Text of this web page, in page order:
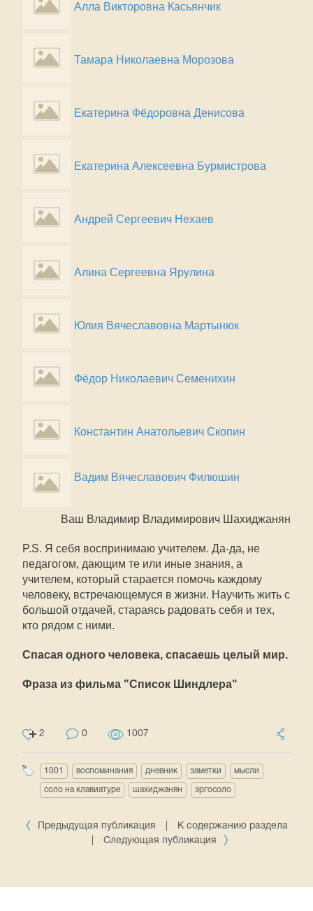
Алла Викторовна Касьянчик
Тамара Николаевна Морозова
Екатерина Фёдоровна Денисова
Екатерина Алексеевна Бурмистрова
Андрей Сергеевич Нехаев
Алина Сергеевна Ярулина
Юлия Вячеславовна Мартынюк
Фёдор Николаевич Семенихин
Константин Анатольевич Скопин
Вадим Вячеславович Филюшин
Ваш Владимир Владимирович Шахиджанян
P.S. Я себя воспринимаю учителем. Да-да, не
педагогом, дающим те или иные знания, а
учителем, который старается помочь каждому
человеку, встречающемуся в жизни. Научить жить с
большой отдачей, стараясь радовать себя и тех,
кто рядом с ними.
Спасая одного человека, спасаешь целый мир.
Фраза из фильма "Список Шиндлера"
2 0 1007
1001 воспоминания дневник заметки мысли
соло на клавиатуре шахиджанян эргосоло
Предыдущая публикация
К содержанию раздела
Следующая публикация